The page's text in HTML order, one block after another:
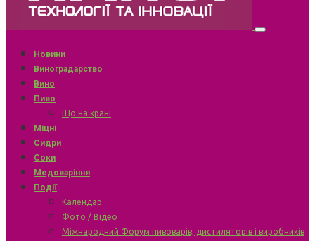
Новини
Виноградарство
Вино
Пиво
Що на крані
Міцні
Сидри
Соки
Медоваріння
Події
Календар
Фото / Відео
Міжнародний Форум пивоварів, дистиляторів і виробників